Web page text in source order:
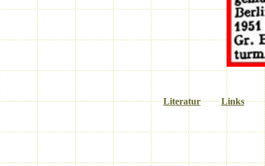
Weitere Hinweise zur Biographie unterLiteraturundLinks